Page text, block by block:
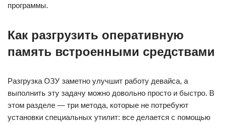
программы.
Как разгрузить оперативную
память встроенными средствами
Разгрузка ОЗУ заметно улучшит работу девайса, а
выполнить эту задачу можно довольно просто и быстро. В
этом разделе — три метода, которые не потребуют
установки специальных утилит: все делается с помощью